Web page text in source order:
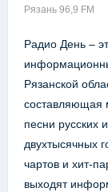
Рязань 96,9 FM
Радио День –
Рязанской
составляющая
песни русских
двухтысячных
чартов и хит-
выходят